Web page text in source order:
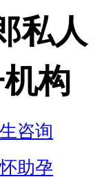
私人
构
咨询
助孕